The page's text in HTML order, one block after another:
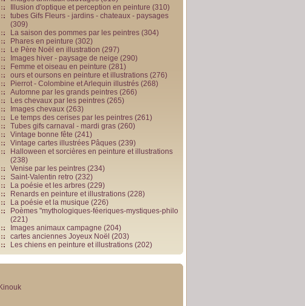
Illusion d'optique et perception en peinture (310)
tubes Gifs Fleurs - jardins - chateaux - paysages
(309)
La saison des pommes par les peintres (304)
Phares en peinture (302)
Le Père Noël en illustration (297)
Images hiver - paysage de neige (290)
Femme et oiseau en peinture (281)
ours et oursons en peinture et illustrations (276)
Pierrot - Colombine et Arlequin illustrés (268)
Automne par les grands peintres (266)
Les chevaux par les peintres (265)
Images chevaux (263)
Le temps des cerises par les peintres (261)
Tubes gifs carnaval - mardi gras (260)
Vintage bonne fête (241)
Vintage cartes illustrées Pâques (239)
Halloween et sorcières en peinture et illustrations
(238)
Venise par les peintres (234)
Saint-Valentin retro (232)
La poésie et les arbres (229)
Renards en peinture et illustrations (228)
La poésie et la musique (226)
Poèmes "mythologiques-féeriques-mystiques-philo
(221)
Images animaux campagne (204)
cartes anciennes Joyeux Noël (203)
Les chiens en peinture et illustrations (202)
Kinouk